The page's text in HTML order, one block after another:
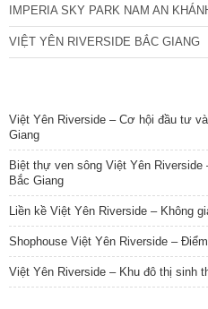
IMPERIA SKY PARK NAM AN
VIỆT YÊN RIVERSIDE BẮC GIANG
Việt Yên Riverside – Cơ hội đầu tư
Giang
Biệt thự ven sông Việt Yên
Bắc Giang
Liền kề Việt Yên Riverside – Không
Shophouse Việt Yên Riverside –
Việt Yên Riverside – Khu đô thị sinh